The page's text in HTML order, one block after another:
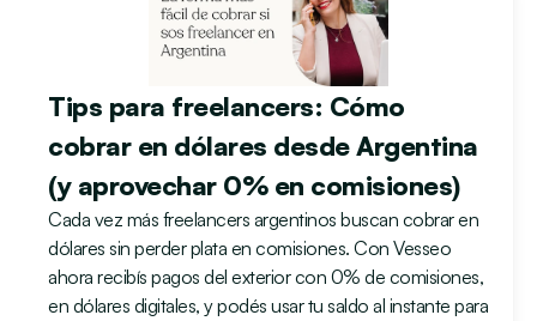
Tips para freelancers: Cómo
cobrar en dólares desde Argentina
(y aprovechar 0% en comisiones)
Cada vez más freelancers argentinos buscan cobrar en
dólares sin perder plata en comisiones. Con Vesseo
ahora recibís pagos del exterior con 0% de comisiones,
en dólares digitales, y podés usar tu saldo al instante para